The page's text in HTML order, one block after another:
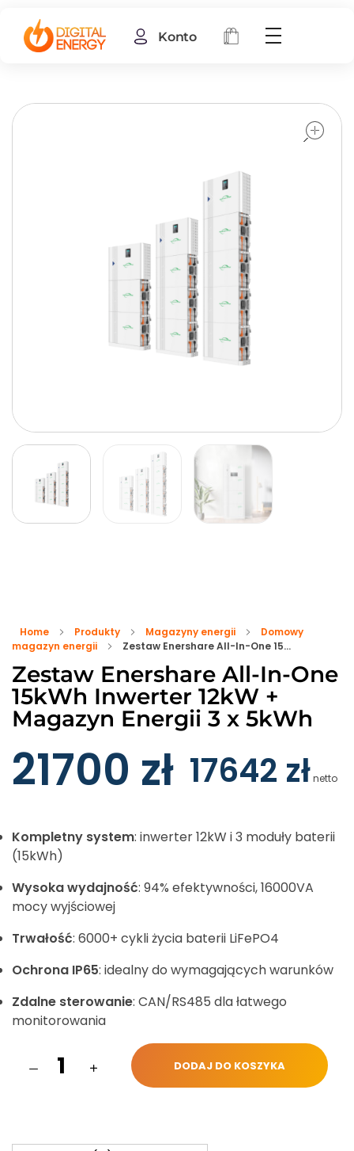
Konto
Home Produkty Magazyny energii
Domowy
magazyn energii
Zestaw Enershare All-In-One 15...
Zestaw Enershare All-In-One
15kWh Inwerter 12kW +
Magazyn Energii 3 x 5kWh
21700 zł 17642 złnetto
Kompletny system: inwerter 12kW i 3 moduły baterii
(15kWh)
Wysoka wydajność: 94% efektywności, 16000VA
mocy wyjściowej
Trwałość: 6000+ cykli życia baterii LiFePO4
Ochrona IP65: idealny do wymagających warunków
Zdalne sterowanie: CAN/RS485 dla łatwego
monitorowania
DODAJ DO KOSZYKA